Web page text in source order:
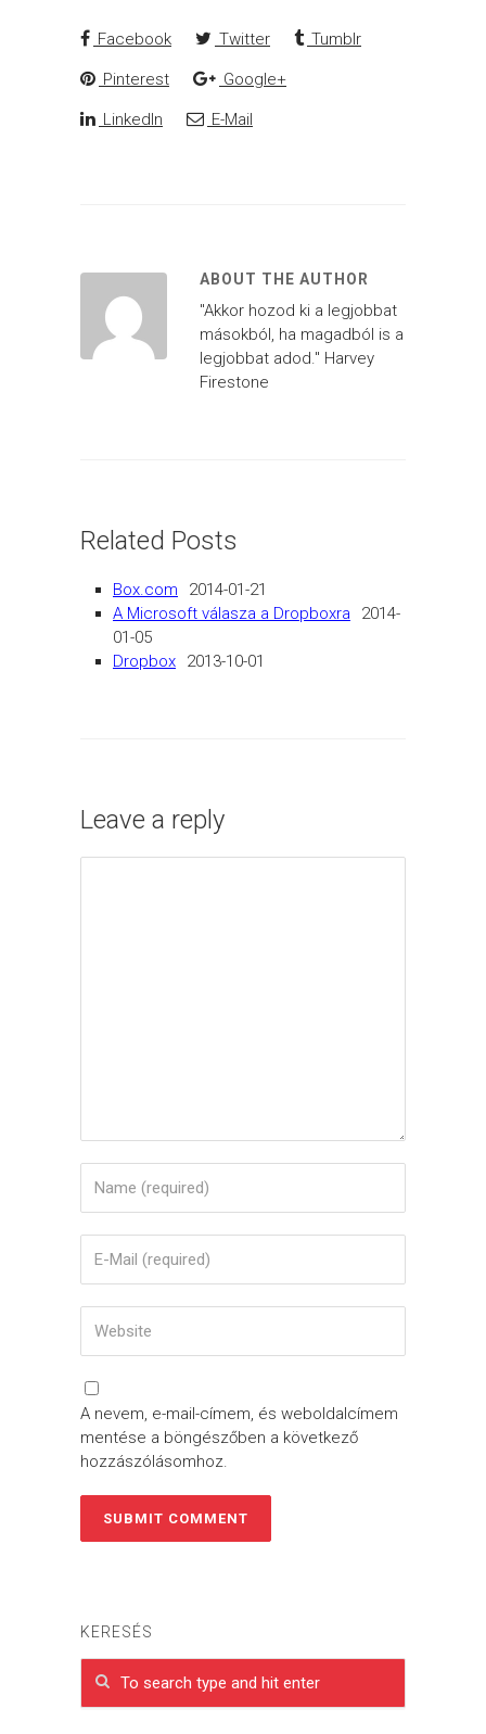
Facebook Twitter Tumblr
Pinterest Google+
LinkedIn E-Mail
ABOUT THE AUTHOR
"Akkor hozod ki a legjobbat
másokból, ha magadból is a
legjobbat adod." Harvey
Firestone
Related Posts
Box.com
2014-01-21
A Microsoft válasza a Dropboxra
2014-
01-05
Dropbox
2013-10-01
Leave a reply
A nevem, e-mail-címem, és weboldalcímem
mentése a böngészőben a következő
hozzászólásomhoz.
KERESÉS